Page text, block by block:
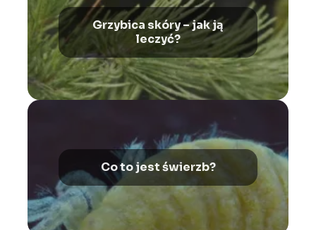
Grzybica skóry – jak ją
leczyć?
Co to jest świerzb?